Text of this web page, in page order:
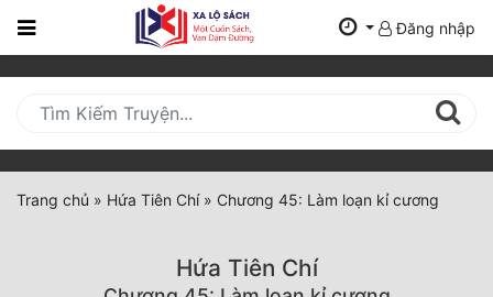
Trang
Mới
Cập
Nhật
(current)
Đăng nhập
Trang chủ » Hứa Tiên Chí» Chương 45: Làm loạn kỉ cương
Hứa Tiên Chí